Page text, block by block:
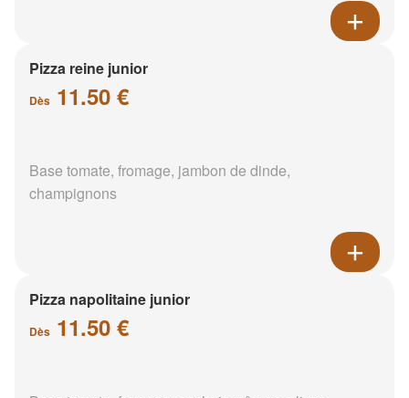
Pizza reine junior
Dès 11.50 €
Base tomate, fromage, jambon de dinde,
champignons
Pizza napolitaine junior
Dès 11.50 €